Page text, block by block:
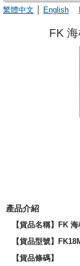
繁體中文
English
FK
產品介紹
【貨品名稱】FK
【貨品型號】
【貨品條碼】